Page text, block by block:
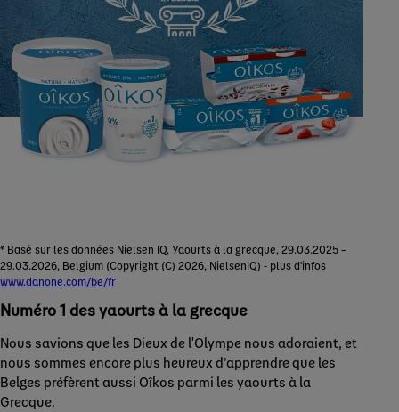
* Basé sur les données Nielsen IQ, Yaourts à la grecque, 29.03.2025 –
29.03.2026, Belgium (Copyright (C) 2026, NielsenIQ) - plus d'infos
www.danone.com/be/fr
Numéro 1 des yaourts à la grecque
Nous savions que les Dieux de l'Olympe nous adoraient, et
nous sommes encore plus heureux d’apprendre que les
Belges préfèrent aussi Oîkos parmi les yaourts à la
Grecque. ​